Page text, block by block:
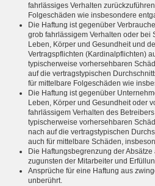
fahrlässiges Verhalten
Folgeschäden wie insbesondere
Die Haftung ist gegenüber
grob fahrlässigem Verhalten oder bei
Leben, Körper und Gesundheit und
Vertragspflichten (Kardinalpflichten)
typischerweise vorhersehbaren
auf die vertragstypischen
für mittelbare Folgeschäden wie
Die Haftung ist gegenüber
Leben, Körper und Gesundheit oder
fahrlässigem Verhalten des
typischerweise vorhersehbaren
nach auf die vertragstypischen
auch für mittelbare Schäden,
Die Haftungsbegrenzung der
zugunsten der Mitarbeiter und
Ansprüche für eine Haftung aus
unberührt.